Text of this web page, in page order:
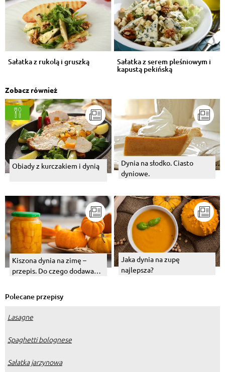
Sałatka z rukolą i gruszką Sałatka z serem pleśniowym i
kapustą pekińską
Zobacz również
Obiady z kurczakiem i dynią
Dynia na słodko. Ciasto
dyniowe.
Kiszona dynia na zimę –
przepis. Do czego dodawać?
Jaka dynia na zupę
najlepsza?
Polecane przepisy
Lasagne
Spaghetti bolognese
Sałatka jarzynowa